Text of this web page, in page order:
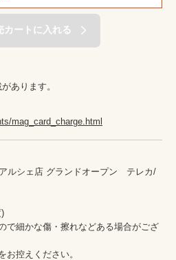
カートに入れる
あります。
mag_card_charge.html
ルシェ店 グランドオープン　テレカ/
)
で細かな傷・擦れなどある場合がござ
お控えください。